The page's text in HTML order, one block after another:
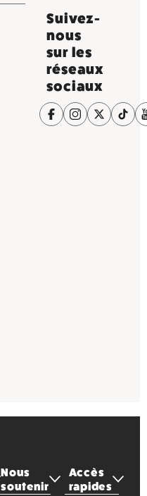
Suivez-
nous
sur les
réseaux
sociaux
Nous
soutenir
Accès
rapides